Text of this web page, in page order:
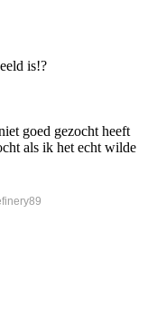
is!?
goed gezocht heeft
als ik het echt wilde